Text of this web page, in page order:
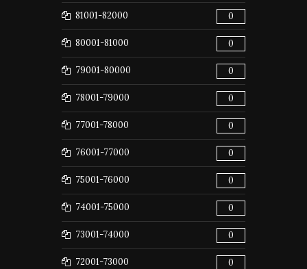
81001-82000 0
80001-81000 0
79001-80000 0
78001-79000 0
77001-78000 0
76001-77000 0
75001-76000 0
74001-75000 0
73001-74000 0
72001-73000 0